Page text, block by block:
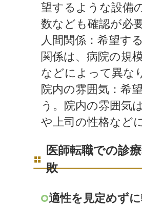
望するような設備
数なども確認が必
人間関係：希望す
関係は、病院の規
などによって異な
院内の雰囲気：希
う。院内の雰囲気
や上司の性格など
医師転職での診
敗
適性を見定めず